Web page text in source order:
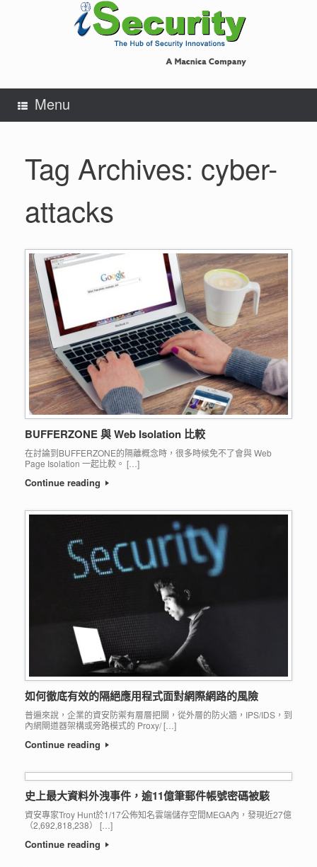
Menu
Tag Archives: cyber-
attacks
BUFFERZONE 與 Web Isolation 比較
在討論到BUFFERZONE的隔離概念時，很多時候免不了會與 Web
Page Isolation 一起比較。 […]
Continue reading
如何徹底有效的隔絕應用程式面對網際網路的風險
普遍來說，企業的資安防禦有層層把關，從外層的防火牆，IPS/IDS，到
內網閘道器架構或旁路模式的 Proxy/ […]
Continue reading
史上最大資料外洩事件，逾11億筆郵件帳號密碼被駭
資安專家Troy Hunt於1/17公佈知名雲端儲存空間MEGA內，發現近27億
（2,692,818,238） […]
Continue reading